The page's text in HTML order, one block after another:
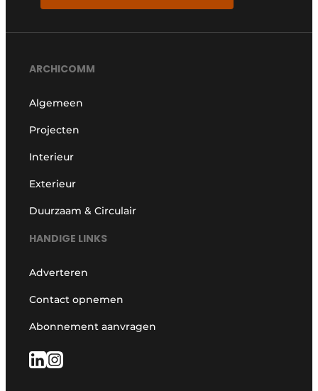
ARCHICOMM
Algemeen
Projecten
Interieur
Exterieur
Duurzaam & Circulair
HANDIGE LINKS
Adverteren
Contact opnemen
Abonnement aanvragen